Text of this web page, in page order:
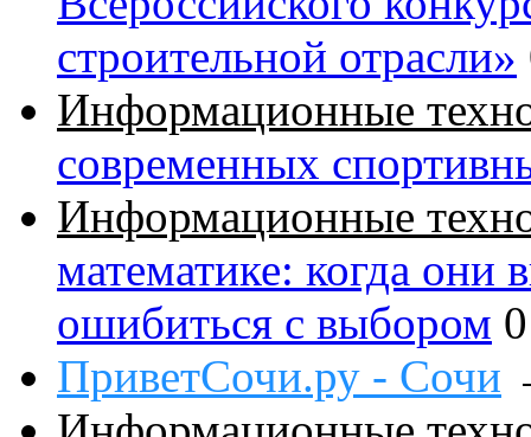
строительной отрасли»
Информационные
современных
Информационные
математике: когда они
ошибиться с выбором 0
ПриветСочи.ру - Сочи